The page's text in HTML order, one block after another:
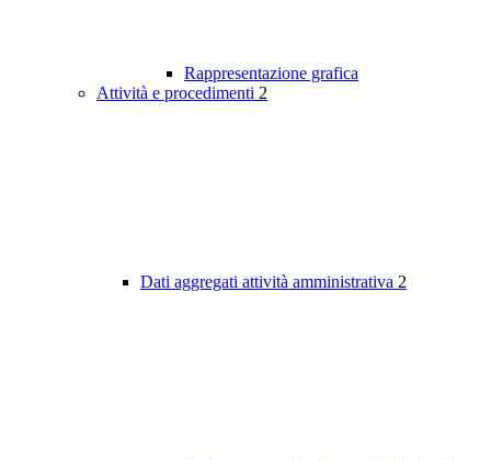
Rappresentazione grafica
Attività e procedimenti 2
Dati aggregati attività amministrativa 2